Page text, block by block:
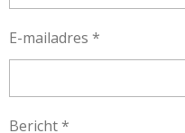
E-mailadres *
Bericht *